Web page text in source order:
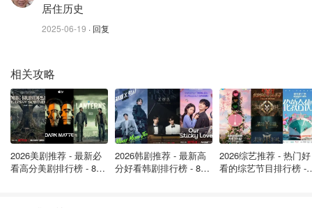
老年保障养老金在一月、四月、七月和十月进行审核，以反
映根据消费者物价指数衡量的生活费用的增长情况。如果生
2024年养老金支付时间表
2024 年的养老金（OAS）计划在全年的特定日期发放。这
些款项对老年人至关重要，可为他们提供经济支持，帮助他
们支付生活费用。以下是 2024 年的养老金支付时间表：
居住历史
2025-06-19 · 回复
相关攻略
2026美剧推荐 - 最新必
看高分美剧排行榜 - 8月
2026韩剧推荐 - 最新高
分好看韩剧排行榜 - 8月
2026综艺推荐 - 热门好
看的综艺节目排行榜 -